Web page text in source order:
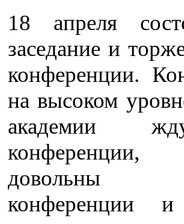
18 апреля
заседание и
конференции.
на высоком
академии
конференции,
довольны
конференции